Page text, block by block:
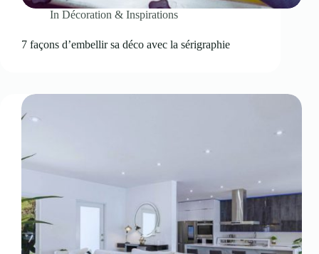
In Décoration & Inspirations
7 façons d’embellir sa déco avec la sérigraphie